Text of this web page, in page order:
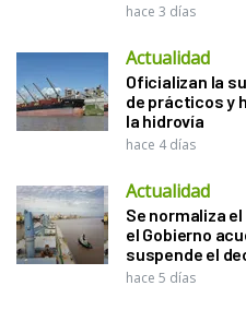
hace 3 días
Actualidad
Oficializan la
de prácticos y
la hidrovía
hace 4 días
Actualidad
Se normaliza
el Gobierno
suspende el
hace 5 días